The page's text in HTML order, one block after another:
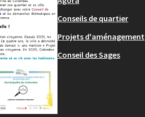
Conseils de quartier
Projets d'aménagement
Conseil des Sages